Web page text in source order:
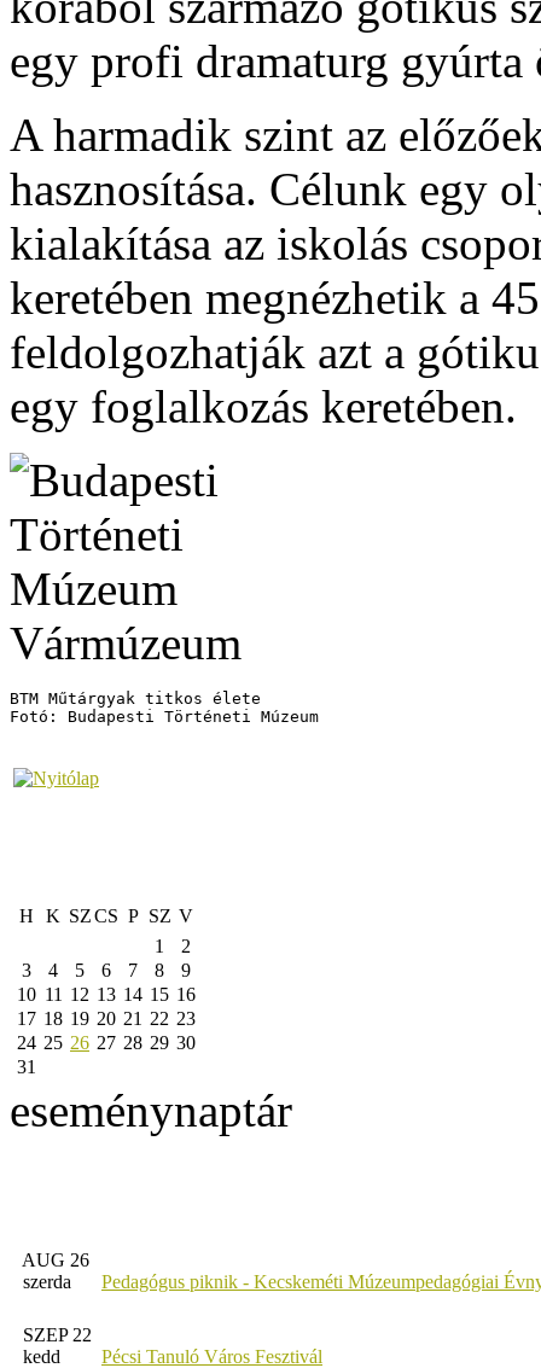
egy profi dramaturg gyúrta
A harmadik szint az
hasznosítása. Célunk egy
kialakítása az iskolás
keretében megnézhetik a
feldolgozhatják azt a
egy foglalkozás keretében.
BTM Műtárgyak titkos élete
Fotó: Budapesti Történeti Múzeum
H K SZCS P SZ V
1
2
3
4 5 6 7 8
9
10 11 12 13 14 15 16
17 18 19 20 21 22 23
24 25 26 27 28 29 30
31
eseménynaptár
AUG 26
szerda
Pedagógus piknik - Kecskeméti Múzeumpedagógiai
SZEP 22
kedd
Pécsi Tanuló Város Fesztivál